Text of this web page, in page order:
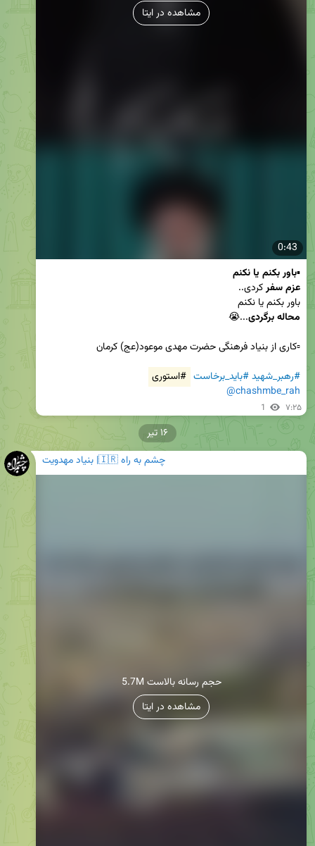
0:43
مشاهده در ایتا
▪️باور بکنم یا نکنم
عزم سفر
باور بکنم یا نکنم
محاله برگردی
#رهبر_شهید#باید_برخاست #استوری
@chashmbe_rah
1 ۷:۲۵
چشم به راه 🇮🇷| بنیاد مهدویت
5.7M حجم رسانه بالاست
مشاهده در ایتا
۱۶ تیر